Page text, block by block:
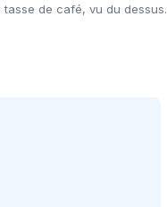
de café, vu du dessus.